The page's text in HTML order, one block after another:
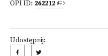
OPI ID: 262212
Udostępnij: